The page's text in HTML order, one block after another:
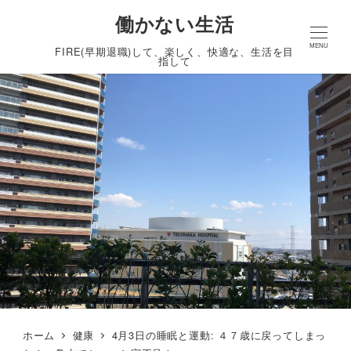
働かない生活
FIRE(早期退職)して、楽しく、快適な、生活を目
指して
MENU
ホーム 健康
4月3日の睡眠と運動: ４７歳に戻ってしまっ